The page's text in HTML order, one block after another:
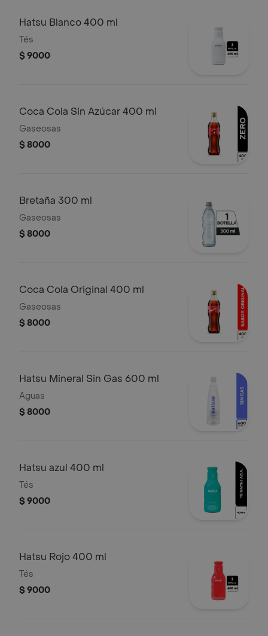
Hatsu Blanco 400 ml
Tés
$ 9000
Coca Cola Sin Azúcar 400 ml
Gaseosas
$ 8000
Bretaña 300 ml
Gaseosas
$ 8000
Coca Cola Original 400 ml
Gaseosas
$ 8000
Hatsu Mineral Sin Gas 600 ml
Aguas
$ 8000
Hatsu azul 400 ml
Tés
$ 9000
Hatsu Rojo 400 ml
Tés
$ 9000